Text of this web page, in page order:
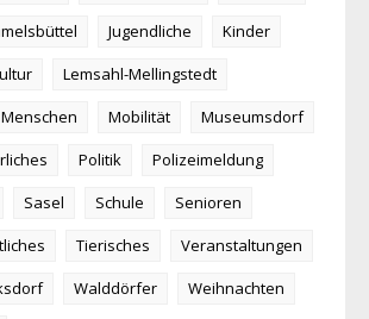
Jugendliche
Kinder
Lemsahl-Mellingstedt
Menschen Mobilität
Museumsdorf
Politik
Polizeimeldung
Sasel Schule
Senioren
Tierisches
Veranstaltungen
Walddörfer
Weihnachten